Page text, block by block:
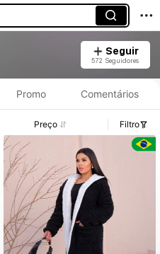
Seguir
572 Seguidores
Promo Comentários
Preço Filtro